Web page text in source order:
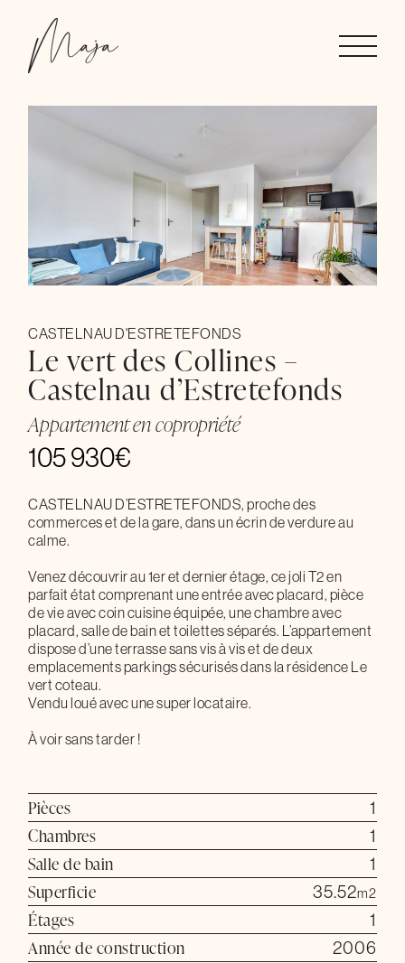
content
CASTELNAU D'ESTRETEFONDS
Le vert des Collines –
Castelnau d’Estretefonds
Appartement en copropriété
105 930€
CASTELNAU D’ESTRETEFONDS, proche des
commerces et de la gare, dans un écrin de verdure au
calme.
Venez découvrir au 1er et dernier étage, ce joli T2 en
parfait état comprenant une entrée avec placard, pièce
de vie avec coin cuisine équipée, une chambre avec
placard, salle de bain et toilettes séparés. L’appartement
dispose d’une terrasse sans vis à vis et de deux
emplacements parkings sécurisés dans la résidence Le
vert coteau.
Vendu loué avec une super locataire.
À voir sans tarder !
Pièces 1
Chambres 1
Salle de bain 1
Superficie 35.52m2
Étages 1
Année de construction 2006